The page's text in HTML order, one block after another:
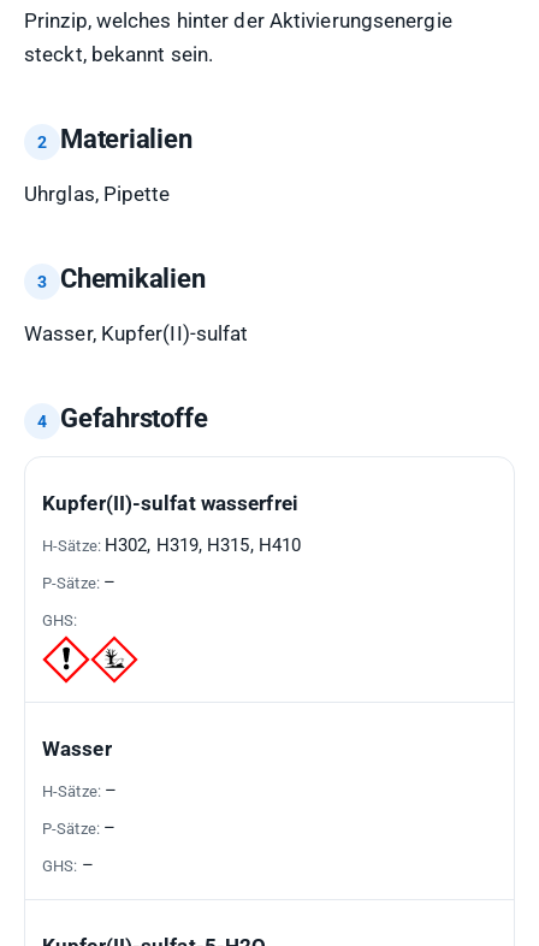
Prinzip, welches hinter der Aktivierungsenergie
steckt, bekannt sein.
Materialien
Uhrglas, Pipette
Chemikalien
Wasser, Kupfer(II)-sulfat
Gefahrstoffe
GEFAHRSTOFF
H-
P-
Kupfer(II)-sulfat wasserfrei
H302, H319, H315, H410
–
Wasser
–
–
–